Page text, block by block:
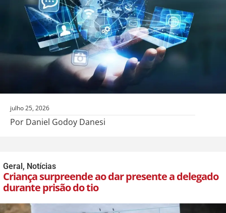
julho 25, 2026
Por Daniel Godoy Danesi
Geral, Notícias
Criança surpreende ao dar presente a delegado
durante prisão do tio